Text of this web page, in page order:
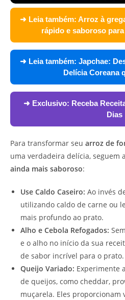
➜ Leia também: Arroz à
rápido e saboroso
➜ Leia também: Japchae:
Delícia Coreana
➜ Exclusivo: Receba
Dias
Para transformar seu arroz de
uma verdadeira delícia, seguem
ainda mais saboroso:
Use Caldo Caseiro: Ao invés
utilizando caldo de carne ou
mais profundo ao prato.
Alho e Cebola Refogados:
e o alho no início da sua
de sabor incrível para o prato.
Queijo Variado: Experimente
de queijos, como cheddar,
muçarela. Eles proporcionam